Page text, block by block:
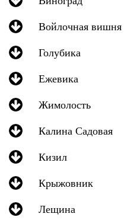
Войлочная вишня
Голубика
Ежевика
Жимолость
Калина Садовая
Кизил
Крыжовник
Лещина